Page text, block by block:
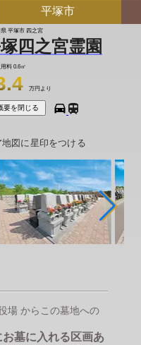
平塚市
平塚市 四之宮
四之宮霊園
料 0.6㎡
万円より
要を閉じる
地図に星印をつける
場 からこの墓地への
墓に入れる区画あ